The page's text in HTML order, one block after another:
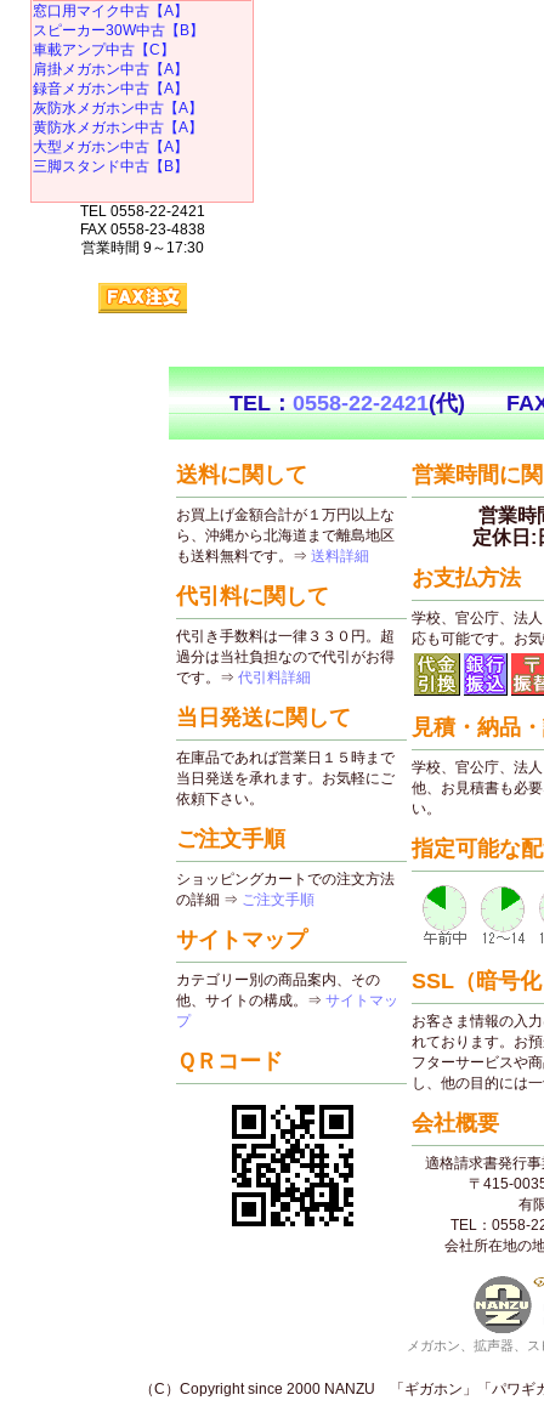
窓口用マイク中古【A】
スピーカー30W中古【B】
車載アンプ中古【C】
肩掛メガホン中古【A】
録音メガホン中古【A】
灰防水メガホン中古【A】
黄防水メガホン中古【A】
大型メガホン中古【A】
三脚スタンド中古【B】
TEL 0558-22-2421
FAX 0558-23-4838
営業時間 9～17:30